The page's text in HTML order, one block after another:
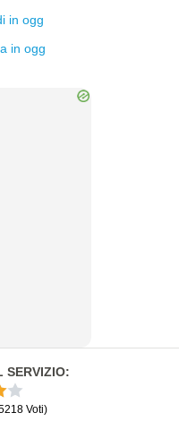
in ogg
in ogg
SERVIZIO:
Voti)